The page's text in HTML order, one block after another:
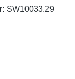
SW10033.29